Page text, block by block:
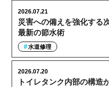
災害への備えを強化する
最新の節水術
2026.07.21
水道修理
トイレタンク内部の構造
2026.07.20